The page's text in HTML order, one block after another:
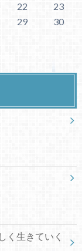
22
23
29
30
く生きていく